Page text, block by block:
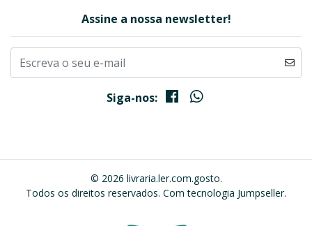
Assine a nossa newsletter!
Siga-nos:
© 2026 livraria.ler.com.gosto.
Todos os direitos reservados. Com tecnologia Jumpseller.